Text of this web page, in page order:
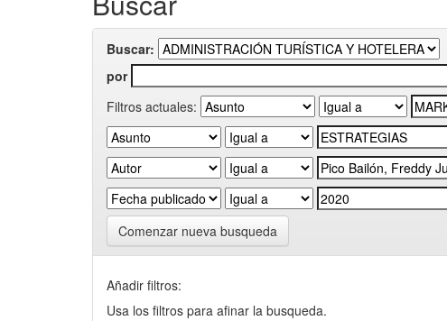
Buscar:
por
Filtros actuales:
Comenzar nueva busqueda
Añadir filtros:
Usa los filtros para afinar la busqueda.